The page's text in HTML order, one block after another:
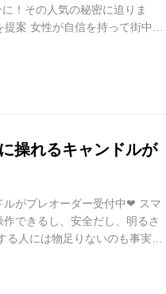
！その人気の秘密に迫りま
案 女性が自信を持って街中を
強み。細部まで計算されたシ
カラー、トリートメント最新
にすることを目標にしていま
操れるキャンドルが
ルがプレオーダー受付中❤ スマ
できるし、安全だし、明るさ
人には物足りないのも事実。